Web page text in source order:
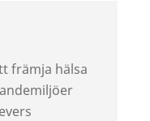
främja hälsa